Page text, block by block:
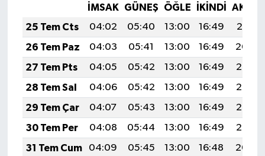
İMSAK GÜNEŞ ÖĞLE İKINDI
25 Tem Cts
04:02 05:40 13:00 16:49
20:10
26 Tem Paz
04:03 05:41 13:00 16:49
20:09
27 Tem Pts
04:05 05:42 13:00 16:49
20:08
28 Tem Sal
04:06 05:42 13:00 16:49
20:07
29 Tem Çar
04:07 05:43 13:00 16:49
20:06
30 Tem Per
04:08 05:44 13:00 16:49
20:05
31 Tem Cum
04:09 05:45 13:00 16:48
20:04